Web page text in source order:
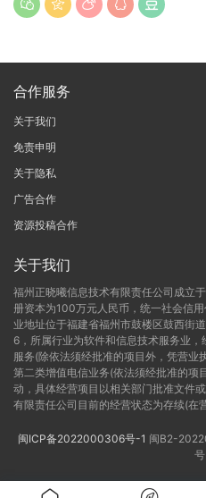
合作服务
关于我们
免责申明
关于隐私
广告合作
资源投稿合作
关于我们
福州正晓曦信息技术有限责任公司成立
册资本为100万元人民币，统一社会信
业地址位于福建省福州市鼓楼区鼓西街
6，所属行业为软件和信息技术服务业
服务(除依法须经批准的项目外，凭营业
第二类增值电信业务(依法须经批准的项
动，具体经营项目以相关部门批准文件
有限责任公司目前的经营状态为存续(在
闽ICP备2022000306号-1 闽B2-
号